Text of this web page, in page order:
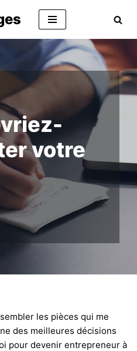
votre
les pièces qui me
des meilleures décisions
pour devenir entrepreneur à